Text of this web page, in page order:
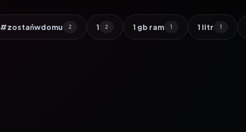
#zostańwdomu 2 1 2 1 gb ram 1 1 litr 1